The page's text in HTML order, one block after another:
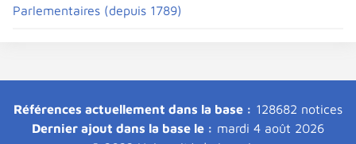
Parlementaires (depuis 1789)
Références actuellement dans la base : 128682 notices
Dernier ajout dans la base le : mardi 4 août 2026